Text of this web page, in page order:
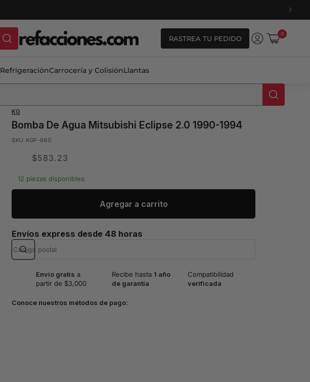
RASTREA TU PEDIDO
IniciarCarrito
0
0
artículos
RefrigeraciónCarrocería y ColisiónLlantas
KG
Bomba De Agua Mitsubishi Eclipse 2.0 1990-1994
SKU: KGP-860
Translation
es.product.price.sale_price
$583.23
12 piezas disponibles
Agregar a carrito
Envíos express desde 48 horas
Envío gratis a
partir de $3,000
Recibe hasta 1 año
de garantía
Compatibilidad
verificada
Conoce nuestros métodos de pago: